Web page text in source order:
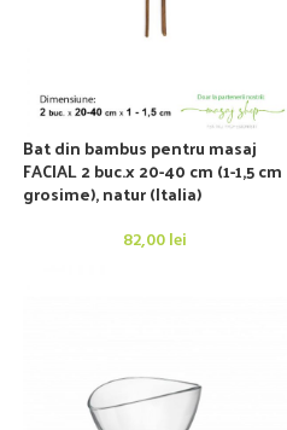
Bat din bambus pentru masaj
FACIAL 2 buc.x 20-40 cm (1-1,5 cm
grosime), natur (Italia)
82,00lei